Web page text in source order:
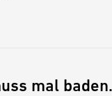
mal baden.